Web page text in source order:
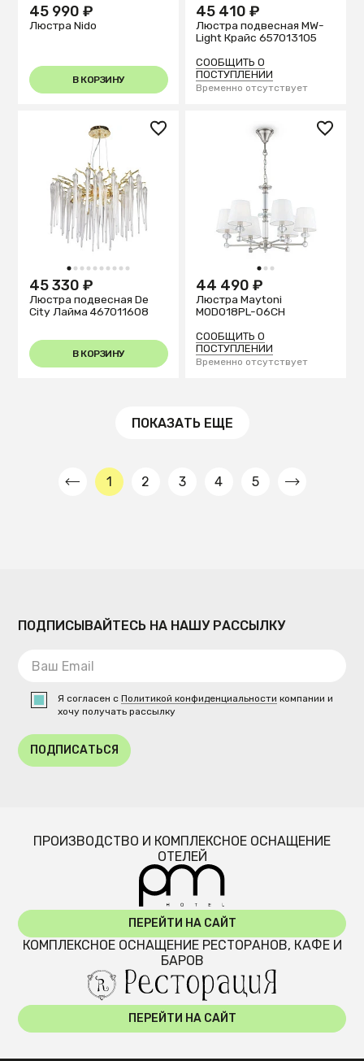
45 990 ₽
Люстра Nido
В КОРЗИНУ
45 410 ₽
Люстра подвесная MW-
Light Крайс 657013105
СООБЩИТЬ О
ПОСТУПЛЕНИИ
Временно отсутствует
1 2 3 4 5 6 7 8 9 10
45 330 ₽
Люстра подвесная De
City Лайма 467011608
В КОРЗИНУ
1 2 3
44 490 ₽
Люстра Maytoni
MOD018PL-06CH
СООБЩИТЬ О
ПОСТУПЛЕНИИ
Временно отсутствует
ПОКАЗАТЬ ЕЩЕ
1 2 3 4 5
ПОДПИСЫВАЙТЕСЬ НА НАШУ РАССЫЛКУ
Я согласен сПолитикой конфиденциальности компании и
хочу получать рассылку
ПОДПИСАТЬСЯ
ПРОИЗВОДСТВО И КОМПЛЕКСНОЕ ОСНАЩЕНИЕ
ОТЕЛЕЙ
ПЕРЕЙТИ НА САЙТ
КОМПЛЕКСНОЕ ОСНАЩЕНИЕ РЕСТОРАНОВ, КАФЕ И
БАРОВ
ПЕРЕЙТИ НА САЙТ